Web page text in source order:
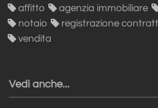
affitto
agenzia immobiliare
notaio
registrazione
vendita
Vedi anche...